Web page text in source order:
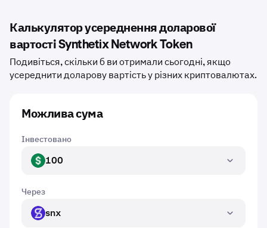
Калькулятор усереднення доларової
вартості Synthetix Network Token
Подивіться, скільки б ви отримали сьогодні, якщо
усереднити доларову вартість у різних криптовалютах.
Можлива сума
Інвестовано
USD 100
Через
SNX snx